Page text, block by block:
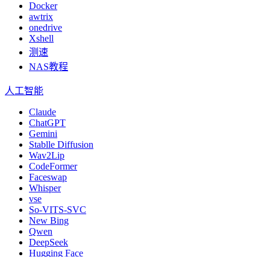
Docker
awtrix
onedrive
Xshell
测速
NAS教程
人工智能
Claude
ChatGPT
Gemini
Stablle Diffusion
Wav2Lip
CodeFormer
Faceswap
Whisper
vse
So-VITS-SVC
New Bing
Qwen
DeepSeek
Hugging Face